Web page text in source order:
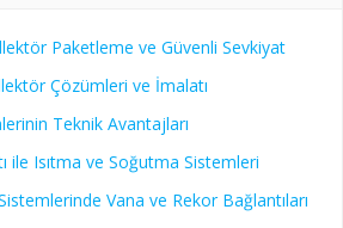
Paketleme ve Güvenli Sevkiyat
Çözümleri ve İmalatı
Teknik Avantajları
ile Isıtma ve Soğutma Sistemleri
Vana ve Rekor Bağlantıları